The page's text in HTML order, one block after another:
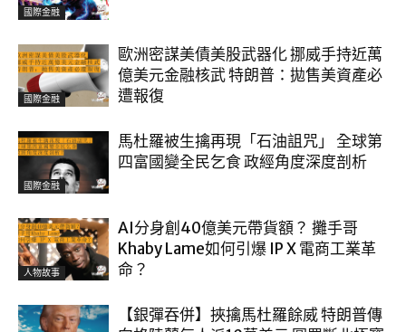
國際金融
國際金融
歐洲密謀美債美股武器化 挪威手持近萬
億美元金融核武 特朗普：拋售美資產必
遭報復
國際金融
馬杜羅被生擒再現「石油詛咒」 全球第
四富國變全民乞食 政經角度深度剖析
人物故事
AI分身創40億美元帶貨額？ 攤手哥
Khaby Lame如何引爆 IP X 電商工業革
命？
【銀彈吞併】挾擒馬杜羅餘威 特朗普傳